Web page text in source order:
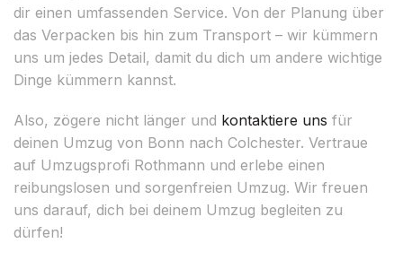
dir einen umfassenden Service. Von der Planung über
das Verpacken bis hin zum Transport – wir kümmern
uns um jedes Detail, damit du dich um andere wichtige
Dinge kümmern kannst.
Also, zögere nicht länger und kontaktiere uns für
deinen Umzug von Bonn nach Colchester. Vertraue
auf Umzugsprofi Rothmann und erlebe einen
reibungslosen und sorgenfreien Umzug. Wir freuen
uns darauf, dich bei deinem Umzug begleiten zu
dürfen!